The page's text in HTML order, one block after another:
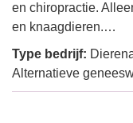
en chiropractie.
en knaagdieren.…
Type bedrijf:
Alternatieve